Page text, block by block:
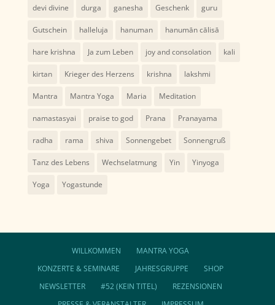
devi divine durga ganesha Geschenk guru
Gutschein halleluja hanuman hanumān cālisā
hare krishna Ja zum Leben joy and consolation kali
kirtan Krieger des Herzens krishna lakshmi
Mantra Mantra Yoga Maria Meditation
namastasyai praise to god Prana Pranayama
radha rama shiva Sonnengebet Sonnengruß
Tanz des Lebens Wechselatmung Yin Yinyoga
Yoga Yogastunde
WILLKOMMEN
MANTRA YOGA
KONZERTE & SEMINARE
JAHRESGRUPPE
SHOP
NEWSLETTER
#52 (KEIN TITEL)
REZENSIONEN